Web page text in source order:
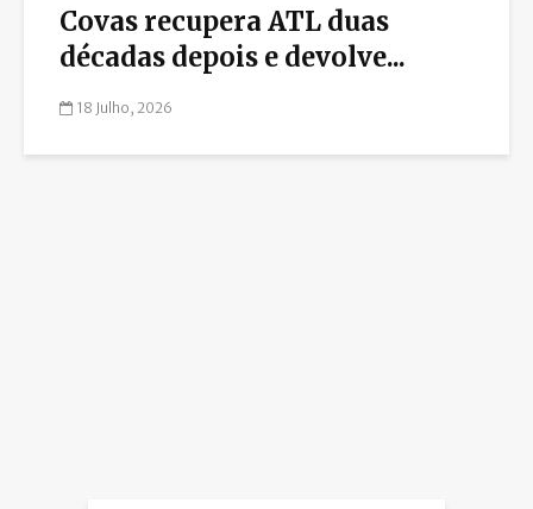
Covas recupera ATL duas
décadas depois e devolve...
18 Julho, 2026